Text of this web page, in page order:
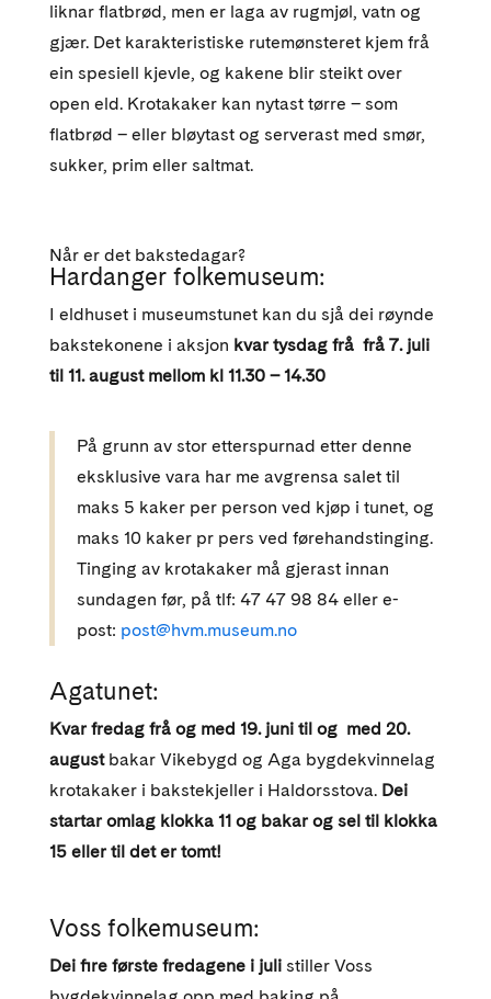
liknar flatbrød, men er laga av rugmjøl, vatn og
gjær. Det karakteristiske rutemønsteret kjem frå
ein spesiell kjevle, og kakene blir steikt over
open eld. Krotakaker kan nytast tørre – som
flatbrød – eller bløytast og serverast med smør,
sukker, prim eller saltmat.
Når er det bakstedagar?
Hardanger folkemuseum:
I eldhuset i museumstunet kan du sjå dei røynde
bakstekonene i aksjon kvar tysdag frå frå 7. juli
til 11. august mellom kl 11.30 – 14.30
På grunn av stor etterspurnad etter denne
eksklusive vara har me avgrensa salet til
maks 5 kaker per person ved kjøp i tunet, og
maks 10 kaker pr pers ved førehandstinging.
Tinging av krotakaker må gjerast innan
sundagen før, på tlf: 47 47 98 84 eller e-
post: post@hvm.museum.no
Agatunet:
Kvar fredag frå og med 19. juni til og med 20.
augustbakar Vikebygd og Aga bygdekvinnelag
krotakaker i bakstekjeller i Haldorsstova. Dei
startar omlag klokka 11 og bakar og sel til klokka
15 eller til det er tomt!
Voss folkemuseum:
Dei fire første fredagene i juli stiller Voss